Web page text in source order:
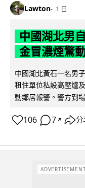
Lawton 1 日
中國湖北男
金冒濃煙驚
中國湖北黃石一名男
租住單位私設高壓爐
動鄰居報警。警方到
106 7 ↗ 分